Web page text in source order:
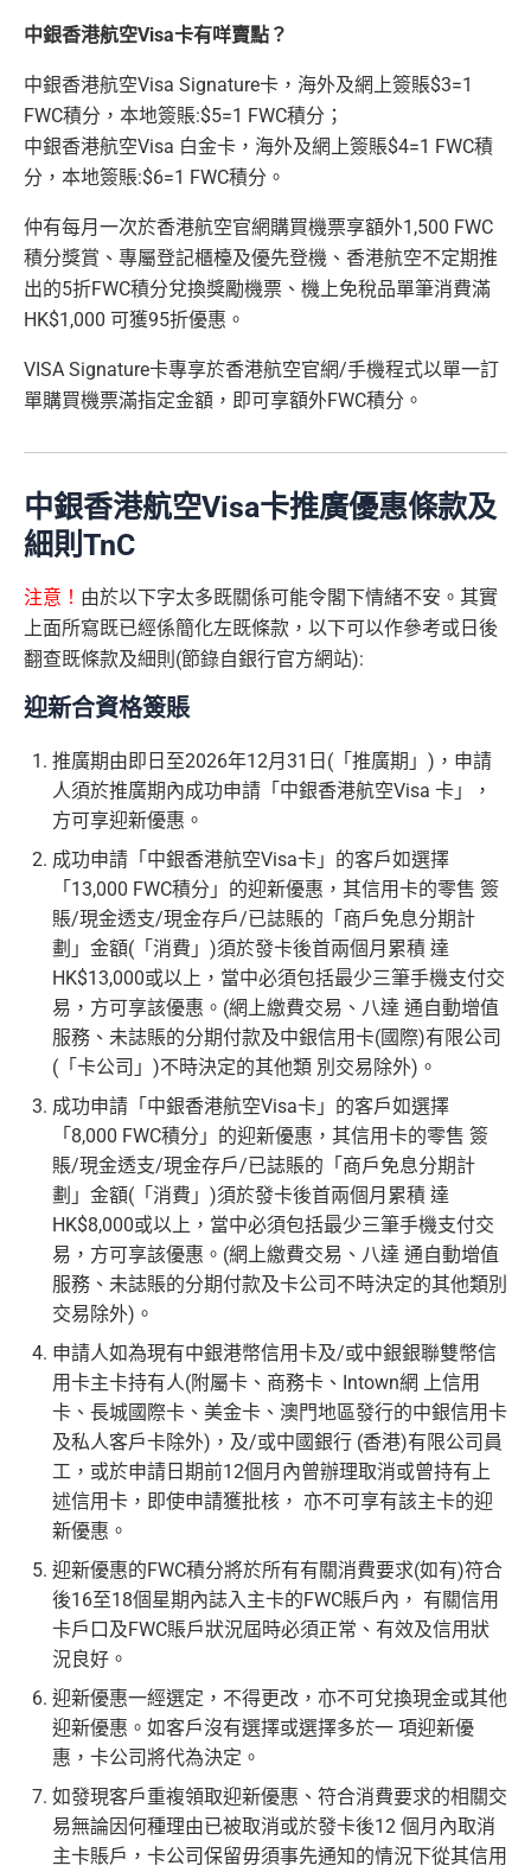
中銀香港航空Visa卡有咩賣點？
中銀香港航空Visa Signature卡，海外及網上簽賬$3=1
FWC積分，本地簽賬:$5=1 FWC積分；
中銀香港航空Visa 白金卡，海外及網上簽賬$4=1 FWC積
分，本地簽賬:$6=1 FWC積分。
仲有每月一次於香港航空官網購買機票享額外1,500 FWC
積分獎賞、專屬登記櫃檯及優先登機、香港航空不定期推
出的5折FWC積分兌換獎勵機票、機上免稅品單筆消費滿
HK$1,000 可獲95折優惠。
VISA Signature卡專享於香港航空官網/手機程式以單一訂
單購買機票滿指定金額，即可享額外FWC積分。
中銀香港航空Visa卡推廣優惠條款及
細則TnC
注意！ 由於以下字太多既關係可能令閣下情緒不安。其實
上面所寫既已經係簡化左既條款，以下可以作參考或日後
翻查既條款及細則(節錄自銀行官方網站):
迎新合資格簽賬
推廣期由即日至2026年12月31日(「推廣期」)，申請
人須於推廣期內成功申請「中銀香港航空Visa 卡」，
方可享迎新優惠。
成功申請「中銀香港航空Visa卡」的客戶如選擇
「13,000 FWC積分」的迎新優惠，其信用卡的零售 簽
賬/現金透支/現金存戶/已誌賬的「商戶免息分期計
劃」金額(「消費」)須於發卡後首兩個月累積 達
HK$13,000或以上，當中必須包括最少三筆手機支付交
易，方可享該優惠。(網上繳費交易、八達 通自動增值
服務、未誌賬的分期付款及中銀信用卡(國際)有限公司
(「卡公司」)不時決定的其他類 別交易除外)。
成功申請「中銀香港航空Visa卡」的客戶如選擇
「8,000 FWC積分」的迎新優惠，其信用卡的零售 簽
賬/現金透支/現金存戶/已誌賬的「商戶免息分期計
劃」金額(「消費」)須於發卡後首兩個月累積 達
HK$8,000或以上，當中必須包括最少三筆手機支付交
易，方可享該優惠。(網上繳費交易、八達 通自動增值
服務、未誌賬的分期付款及卡公司不時決定的其他類別
交易除外)。
申請人如為現有中銀港幣信用卡及/或中銀銀聯雙幣信
用卡主卡持有人(附屬卡、商務卡、Intown網 上信用
卡、長城國際卡、美金卡、澳門地區發行的中銀信用卡
及私人客戶卡除外)，及/或中國銀行 (香港)有限公司員
工，或於申請日期前12個月內曾辦理取消或曾持有上
述信用卡，即使申請獲批核， 亦不可享有該主卡的迎
新優惠。
迎新優惠的FWC積分將於所有有關消費要求(如有)符合
後16至18個星期內誌入主卡的FWC賬戶內， 有關信用
卡戶口及FWC賬戶狀況屆時必須正常、有效及信用狀
況良好。
迎新優惠一經選定，不得更改，亦不可兌換現金或其他
迎新優惠。如客戶沒有選擇或選擇多於一 項迎新優
惠，卡公司將代為決定。
如發現客戶重複領取迎新優惠、符合消費要求的相關交
易無論因何種理由已被取消或於發卡後12 個月內取消
主卡賬戶，卡公司保留毋須事先通知的情況下從其信用